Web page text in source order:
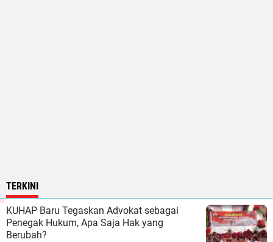
TERKINI
KUHAP Baru Tegaskan Advokat sebagai
Penegak Hukum, Apa Saja Hak yang
Berubah?